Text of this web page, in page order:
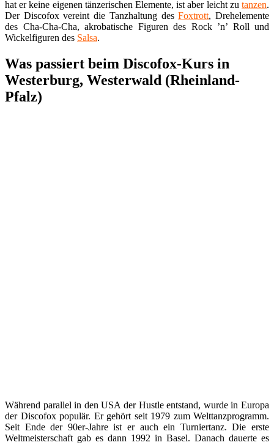
hat er keine eigenen tänzerischen Elemente, ist aber leicht zu tanzen.
Der Discofox vereint die Tanzhaltung desFoxtrott, Drehelemente
des Cha-Cha-Cha, akrobatische Figuren des Rock ’n’ Roll und
Wickelfiguren des Salsa.
Was passiert beim Discofox-Kurs in
Westerburg, Westerwald (Rheinland-
Pfalz)
Während parallel in den USA der Hustle entstand, wurde in Europa
der Discofox populär. Er gehört seit 1979 zum Welttanzprogramm.
Seit Ende der 90er-Jahre ist er auch ein Turniertanz. Die erste
Weltmeisterschaft gab es dann 1992 in Basel. Danach dauerte es